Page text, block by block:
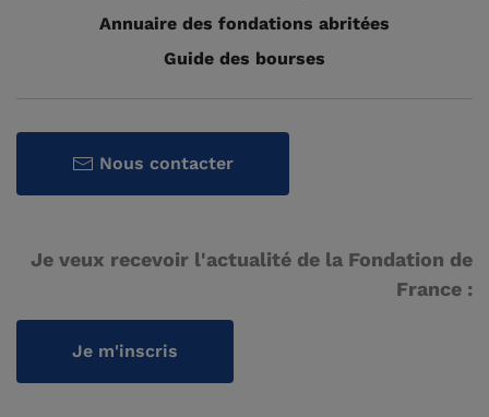
Annuaire des fondations abritées
Guide des bourses
Nous contacter
Je veux recevoir l'actualité de la Fondation de
France :
Je m'inscris